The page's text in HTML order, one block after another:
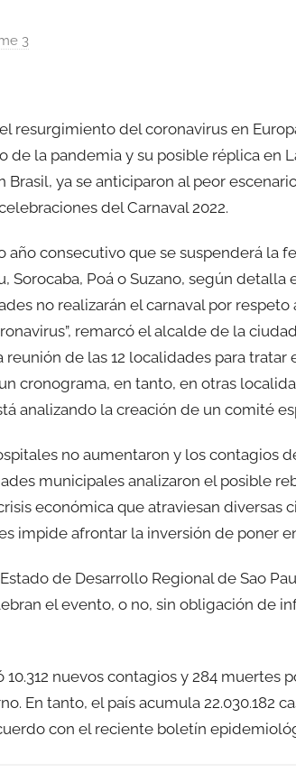
3
resurgimiento del coronavirus en
de la pandemia y su posible réplica en
ya se anticiparon al peor
del Carnaval 2022.
año consecutivo que se suspenderá la
Poá o Suzano, según detalla
no realizarán el carnaval por respeto
remarcó el alcalde de la
de las 12 localidades para tratar
cronograma, en tanto, en otras
analizando la creación de un comité
no aumentaron y los contagios
municipales analizaron el posible
económica que atraviesan diversas
impide afrontar la inversión de poner
de Desarrollo Regional de Sao
el evento, o no, sin obligación de
10.312 nuevos contagios y 284 muertes
En tanto, el país acumula 22.030.182
con el reciente boletín